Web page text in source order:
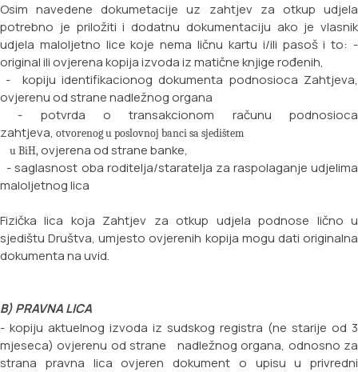
Osim navedene dokumetacije uz zahtjev za otkup udjela
potrebno je priložiti i dodatnu dokumentaciju ako je vlasnik
udjela maloljetno lice koje nema ličnu kartu i/ili pasoš i to: -
original ili ovjerena kopija izvoda iz matične knjige rođenih,
- kopiju identifikacionog dokumenta podnosioca Zahtjeva,
ovjerenu od strane nadležnog organa
- potvrda o transakcionom računu podnosioca
zahtjeva, otvorenog u poslovnoj banci sa sjedištem
u BiH, ovjerena od strane banke,
- saglasnost oba roditelja/staratelja za raspolaganje udjelima
maloljetnog lica
Fizička lica koja Zahtjev za otkup udjela podnose lično u
sjedištu Društva, umjesto ovjerenih kopija mogu dati originalna
dokumenta na uvid.
B) PRAVNA LICA
- kopiju aktuelnog izvoda iz sudskog registra (ne starije od 3
mjeseca) ovjerenu od strane nadležnog organa, odnosno za
strana pravna lica ovjeren dokument o upisu u privredni